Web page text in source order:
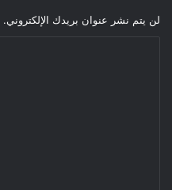
لن يتم نشر عنوان بريدك الإلكتروني.